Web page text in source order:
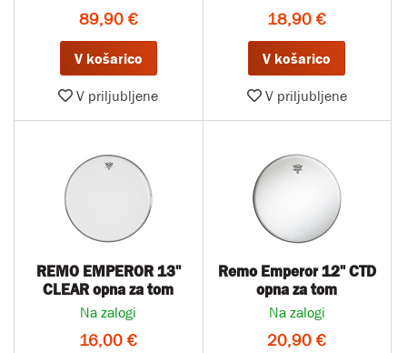
89,90 €
V košarico
V priljubljene
18,90 €
V košarico
V priljubljene
REMO EMPEROR 13''
CLEAR opna za tom
Na zalogi
16,00 €
Remo Emperor 12" CTD
opna za tom
Na zalogi
20,90 €